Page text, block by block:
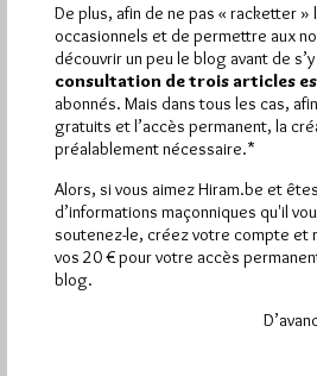
De plus, afin de ne pas « racketter
occasionnels et de permettre aux
découvrir un peu le blog avant de
consultation de trois articles
abonnés. Mais dans tous les cas,
gratuits et l’accès permanent, la
préalablement nécessaire.*
Alors, si vous aimez Hiram.be et
d’informations maçonniques qu'il
soutenez-le, créez votre compte et
vos 20 € pour votre accès
blog.